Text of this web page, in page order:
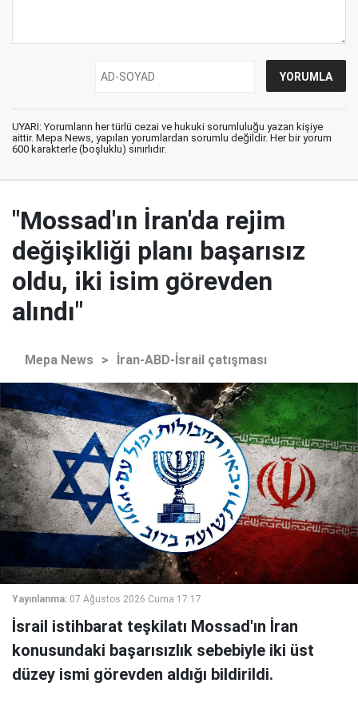
UYARI: Yorumların her türlü cezai ve hukuki sorumluluğu yazan kişiye
aittir. Mepa News, yapılan yorumlardan sorumlu değildir. Her bir yorum
600 karakterle (boşluklu) sınırlıdır.
"Mossad'ın İran'da rejim
değişikliği planı başarısız
oldu, iki isim görevden
alındı"
Mepa News > İran-ABD-İsrail çatışması
Yayınlanma: 07 Ağustos 2026 Cuma 17:17
İsrail istihbarat teşkilatı Mossad'ın İran
konusundaki başarısızlık sebebiyle iki üst
düzey ismi görevden aldığı bildirildi.